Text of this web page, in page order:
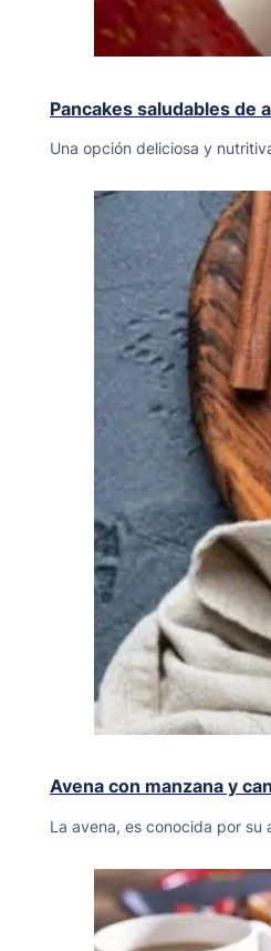
Pancakes saludables de
Una opción deliciosa y
Avena con manzana y
La avena, es conocida por